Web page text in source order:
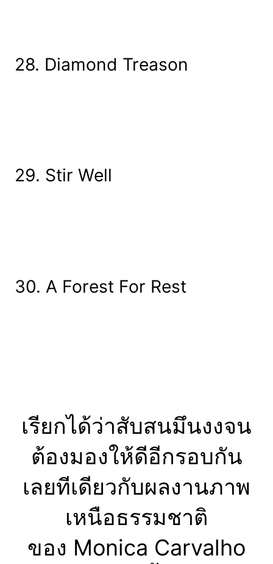
28. Diamond Treason
29. Stir Well
30. A Forest For Rest
เรียกได้ว่าสับสนมึนงงจน
ต้องมองให้ดีอีกรอบกัน
เลยทีเดียวกับผลงานภาพ
เหนือธรรมชาติ
ของ Monica Carvalho